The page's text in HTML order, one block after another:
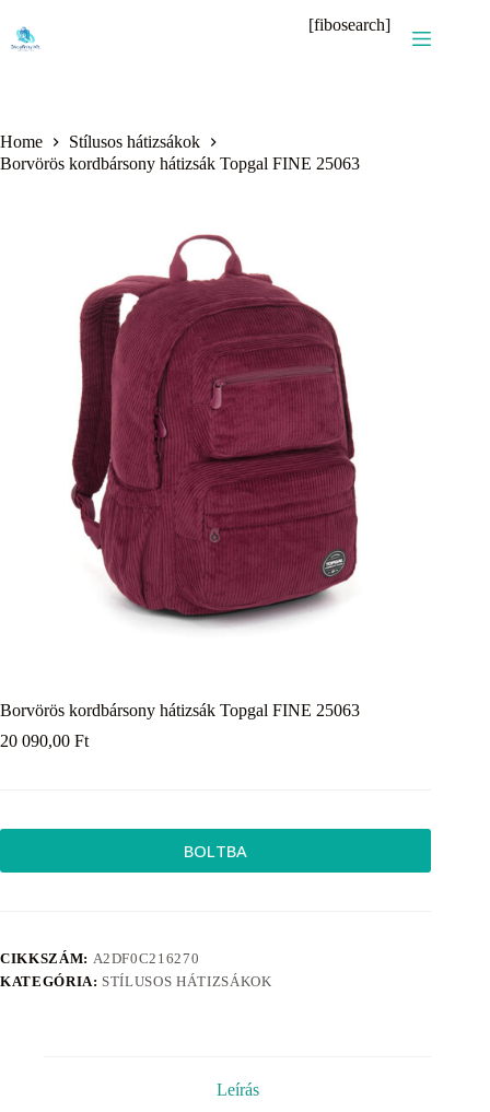
content
[fibosearch]
Home
Stílusos hátizsákok
Borvörös kordbársony hátizsák Topgal FINE 25063
Borvörös kordbársony hátizsák Topgal FINE 25063
20 090,00 Ft
BOLTBA
CIKKSZÁM: A2DF0C216270
KATEGÓRIA: STÍLUSOS HÁTIZSÁKOK
Leírás